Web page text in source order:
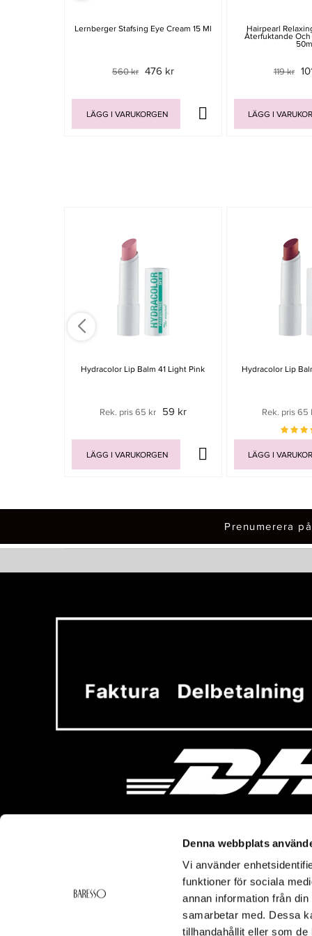
Denna webbplats
Vi använder
funktioner för sociala
annan information från
samarbetar med. Dessa
tillhandahållit eller som
Lernberger Stafsing Eye Cream 15 Ml
560 kr 476 kr
LÄGG I VARUKORGEN
Hairpearl
Återfuktande
119 kr
LÄGG I
Hydracolor Lip Balm 41 Light Pink
Rek. pris 65 kr 59 kr
LÄGG I VARUKORGEN
Hydracolor Lip
Rek. pris 65
LÄGG I
Prenumerera
Kontakt
Om
Baresso
Om